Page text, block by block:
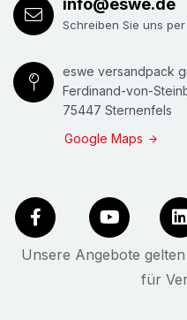
Schreiben Sie uns per
eswe versandpack
Ferdinand-von-
75447 Sternenfels
Google Maps
Unsere Angebote
für